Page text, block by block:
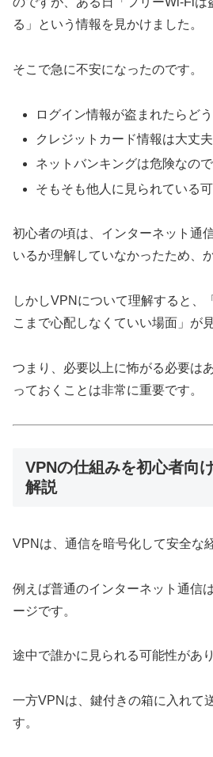
る」という情報を見かけました。
そこで急に不安になったのです。
ログイン情報が盗まれたらど
クレジットカード情報は大丈
ネットバンキングは危険なの
そもそも他人に見られている
初心者の頃は、インターネット通
いるか理解していなかったため、
しかしVPNについて理解すると、
こまで心配しなくていい場面」が
つまり、必要以上に怖がる必要は
っておくことは非常に重要です。
VPNの仕組みを初心者向
解説
VPNは、通信を暗号化して安全な
例えば普通のインターネット通信
ージです。
途中で誰かに見られる可能性があり
一方VPNは、鍵付きの箱に入れて
す。